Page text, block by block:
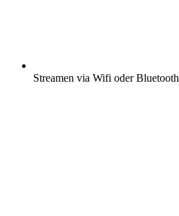
Streamen via Wifi oder Bluetooth